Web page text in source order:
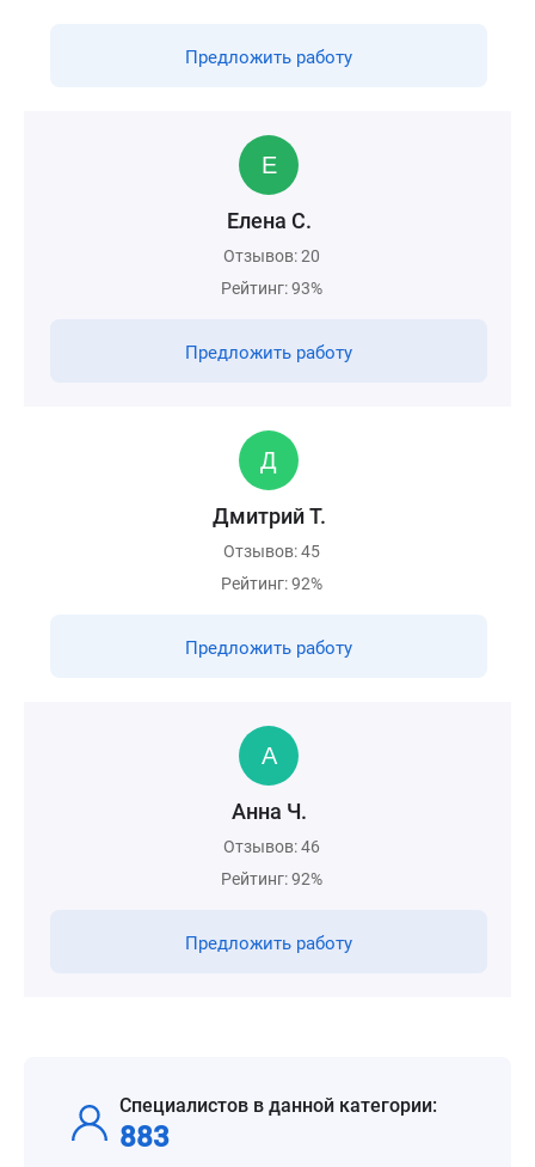
Предложить работу
Елена С.
Отзывов: 20
Рейтинг: 93%
Предложить работу
Дмитрий Т.
Отзывов: 45
Рейтинг: 92%
Предложить работу
Анна Ч.
Отзывов: 46
Рейтинг: 92%
Предложить работу
Специалистов в данной категории:
883